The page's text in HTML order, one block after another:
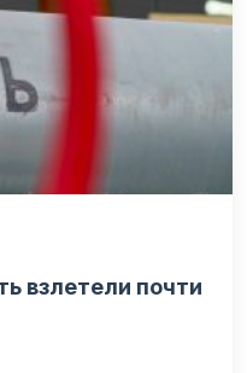
взлетели почти